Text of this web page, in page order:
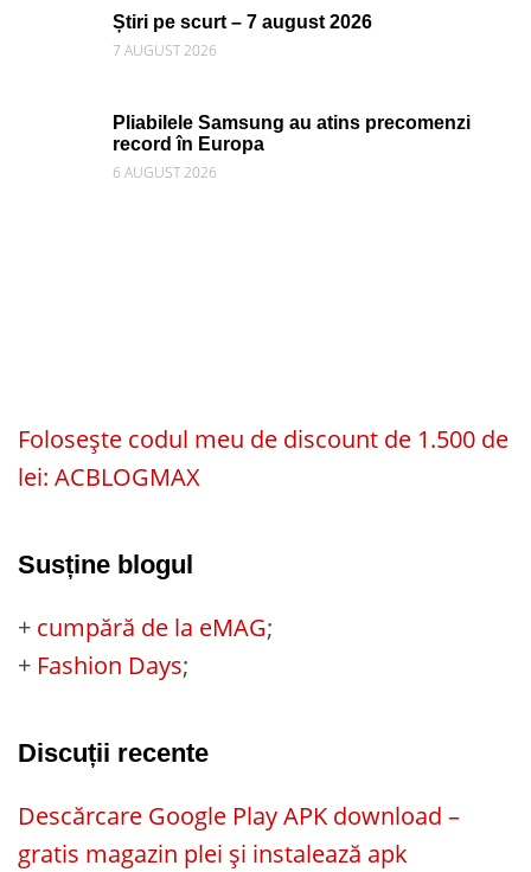
Știri pe scurt – 7 august 2026
7 AUGUST 2026
Pliabilele Samsung au atins precomenzi
record în Europa
6 AUGUST 2026
Folosește codul meu de discount de 1.500 de
lei: ACBLOGMAX
Susține blogul
+ cumpără de la eMAG;
+ Fashion Days;
Discuții recente
Descărcare Google Play APK download –
gratis magazin plei și instalează apk